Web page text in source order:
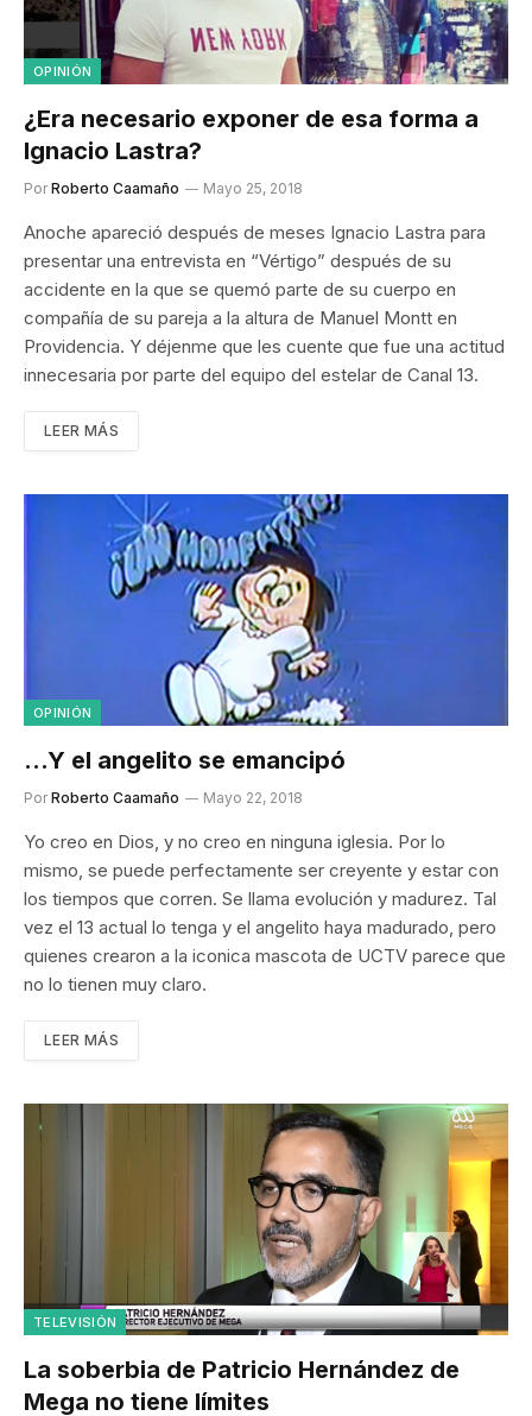
OPINIÓN
¿Era necesario exponer de esa forma a
Ignacio Lastra?
Por Roberto Caamaño Mayo 25, 2018
Anoche apareció después de meses Ignacio Lastra para
presentar una entrevista en “Vértigo” después de su
accidente en la que se quemó parte de su cuerpo en
compañía de su pareja a la altura de Manuel Montt en
Providencia. Y déjenme que les cuente que fue una actitud
innecesaria por parte del equipo del estelar de Canal 13.
LEER MÁS
OPINIÓN
…Y el angelito se emancipó
Por Roberto Caamaño Mayo 22, 2018
Yo creo en Dios, y no creo en ninguna iglesia. Por lo
mismo, se puede perfectamente ser creyente y estar con
los tiempos que corren. Se llama evolución y madurez. Tal
vez el 13 actual lo tenga y el angelito haya madurado, pero
quienes crearon a la iconica mascota de UCTV parece que
no lo tienen muy claro.
LEER MÁS
TELEVISIÓN
La soberbia de Patricio Hernández de
Mega no tiene límites